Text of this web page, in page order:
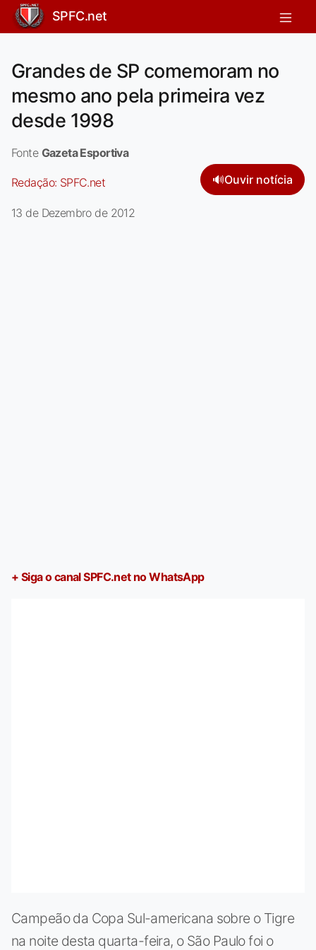
SPFC.net
Grandes de SP comemoram no
mesmo ano pela primeira vez
desde 1998
Fonte Gazeta Esportiva
Redação: SPFC.net 🔊Ouvir notícia
13 de Dezembro de 2012
+ Siga o canal SPFC.net no WhatsApp
Campeão da Copa Sul-americana sobre o Tigre
na noite desta quarta-feira, o São Paulo foi o